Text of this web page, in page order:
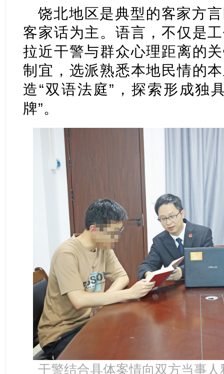
饶北地区是典型的客家方
客家话为主。语言，不仅是
拉近干警与群众心理距离的
制宜，选派熟悉本地民情的
造“双语法庭”，探索形成独
牌”。
干警结合具体案情向双方当事